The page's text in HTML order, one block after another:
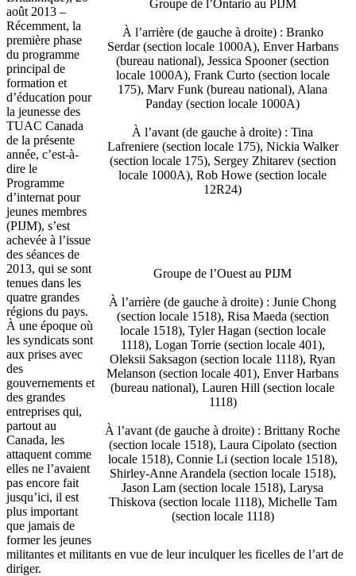
Groupe de l’Ontario au PIJM
À l’arrière (de gauche à droite) : Branko
Serdar (section locale 1000A), Enver Harbans
(bureau national), Jessica Spooner (section
locale 1000A), Frank Curto (section locale
175), Marv Funk (bureau national), Alana
Panday (section locale 1000A)
À l’avant (de gauche à droite) : Tina
Lafreniere (section locale 175), Nickia Walker
(section locale 175), Sergey Zhitarev (section
locale 1000A), Rob Howe (section locale
12R24)
Groupe de l’Ouest au PIJM
À l’arrière (de gauche à droite) : Junie Chong
(section locale 1518), Risa Maeda (section
locale 1518), Tyler Hagan (section locale
1118), Logan Torrie (section locale 401),
Oleksii Saksagon (section locale 1118), Ryan
Melanson (section locale 401), Enver Harbans
(bureau national), Lauren Hill (section locale
1118)
À l’avant (de gauche à droite) : Brittany Roche
(section locale 1518), Laura Cipolato (section
locale 1518), Connie Li (section locale 1518),
Shirley-Anne Arandela (section locale 1518),
Jason Lam (section locale 1518), Larysa
Thiskova (section locale 1118), Michelle Tam
(section locale 1118)
août 2013 –
Récemment, la
première phase
du programme
principal de
formation et
d’éducation pour
la jeunesse des
TUAC Canada
de la présente
année, c’est-à-
dire le
Programme
d’internat pour
jeunes membres
(PIJM), s’est
achevée à l’issue
des séances de
2013, qui se sont
tenues dans les
quatre grandes
régions du pays.
À une époque où
les syndicats sont
aux prises avec
des
gouvernements et
des grandes
entreprises qui,
partout au
Canada, les
attaquent comme
elles ne l’avaient
pas encore fait
jusqu’ici, il est
plus important
que jamais de
former les jeunes
militantes et militants en vue de leur inculquer les ficelles de l’art de
diriger.